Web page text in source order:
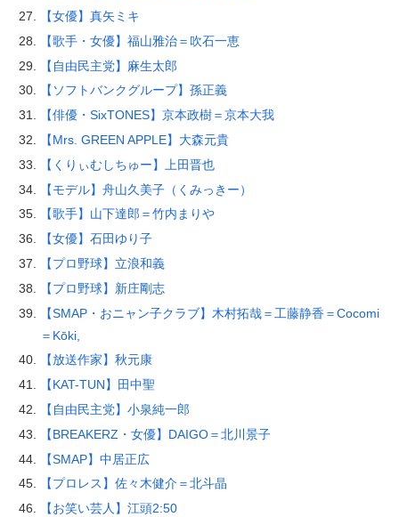
【女優】真矢ミキ
【歌手・女優】福山雅治＝吹石一恵
【自由民主党】麻生太郎
【ソフトバンクグループ】孫正義
【俳優・SixTONES】京本政樹＝京本大我
【Mrs. GREEN APPLE】大森元貴
【くりぃむしちゅー】上田晋也
【モデル】舟山久美子（くみっきー）
【歌手】山下達郎＝竹内まりや
【女優】石田ゆり子
【プロ野球】立浪和義
【プロ野球】新庄剛志
【SMAP・おニャン子クラブ】木村拓哉＝工藤静香＝Cocomi
＝Kōki,
【放送作家】秋元康
【KAT-TUN】田中聖
【自由民主党】小泉純一郎
【BREAKERZ・女優】DAIGO＝北川景子
【SMAP】中居正広
【プロレス】佐々木健介＝北斗晶
【お笑い芸人】江頭2:50